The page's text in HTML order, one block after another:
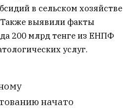
в сельском хозяйстве
выявили факты
200 млрд тенге из ЕНПФ
услуг.
начато